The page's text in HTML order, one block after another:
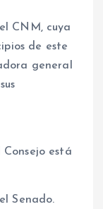
CNM, cuya
de este
general
está
Senado.